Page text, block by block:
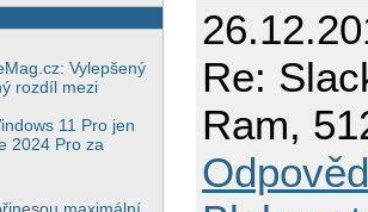
Vylepšený
rozdíl mezi
11 Pro jen
2024 Pro za
Re:
Ram,